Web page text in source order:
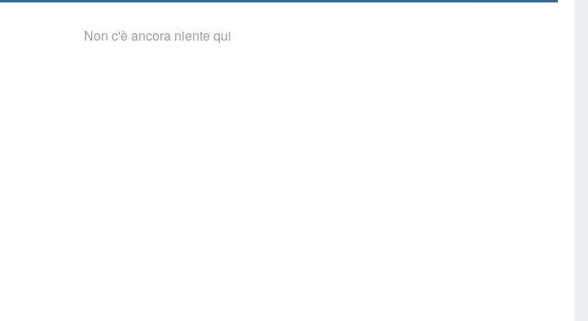
Non c'è ancora niente qui